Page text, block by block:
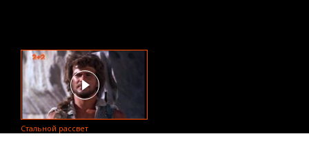
Стальной рассвет